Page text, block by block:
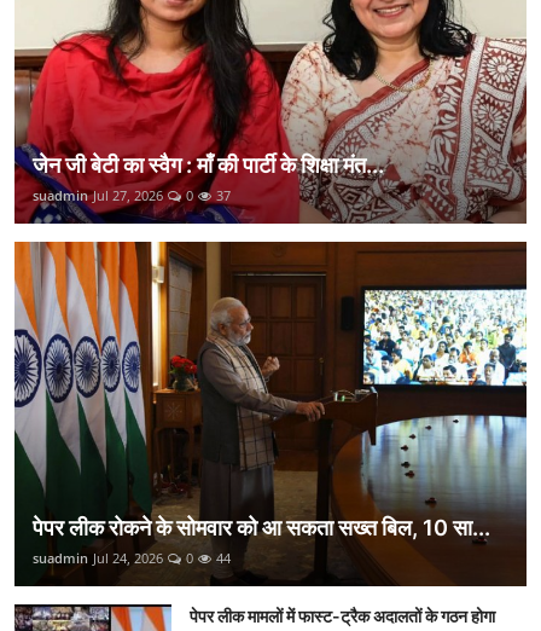
जेन जी बेटी का स्वैग : माँ की पार्टी के शिक्षा मंत...
suadmin Jul 27, 2026 0 37
पेपर लीक रोकने के सोमवार को आ सकता सख्त बिल, 10 सा...
suadmin Jul 24, 2026 0 44
पेपर लीक मामलों में फास्ट-ट्रैक अदालतों के गठन होगा